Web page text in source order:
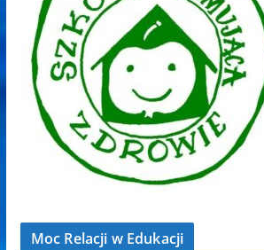
Moc Relacji w Edukacji